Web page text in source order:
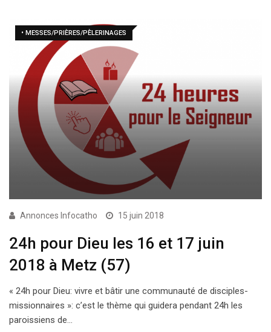
• MESSES/PRIÈRES/PÈLERINAGES
Annonces Infocatho 15 juin 2018
24h pour Dieu les 16 et 17 juin
2018 à Metz (57)
« 24h pour Dieu: vivre et bâtir une communauté de disciples-
missionnaires »: c’est le thème qui guidera pendant 24h les
paroissiens de…